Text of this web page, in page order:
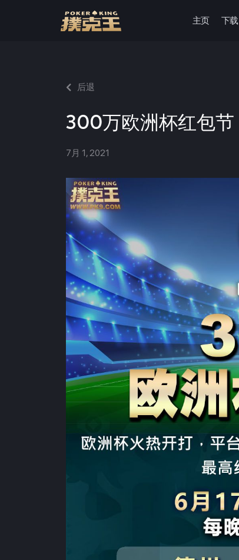
主页 下载
后退
300万欧洲杯红包节
7月 1, 2021